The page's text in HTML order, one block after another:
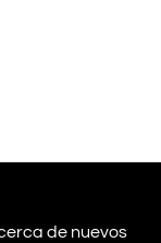
de nuevos